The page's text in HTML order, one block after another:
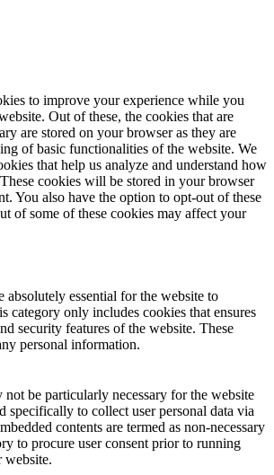
to improve your experience while you
Out of these, the cookies that are
are stored on your browser as they are
of basic functionalities of the website. We
that help us analyze and understand how
cookies will be stored in your browser
You also have the option to opt-out of these
of some of these cookies may affect your
absolutely essential for the website to
category only includes cookies that ensures
security features of the website. These
personal information.
be particularly necessary for the website
specifically to collect user personal data via
contents are termed as non-necessary
to procure user consent prior to running
website.